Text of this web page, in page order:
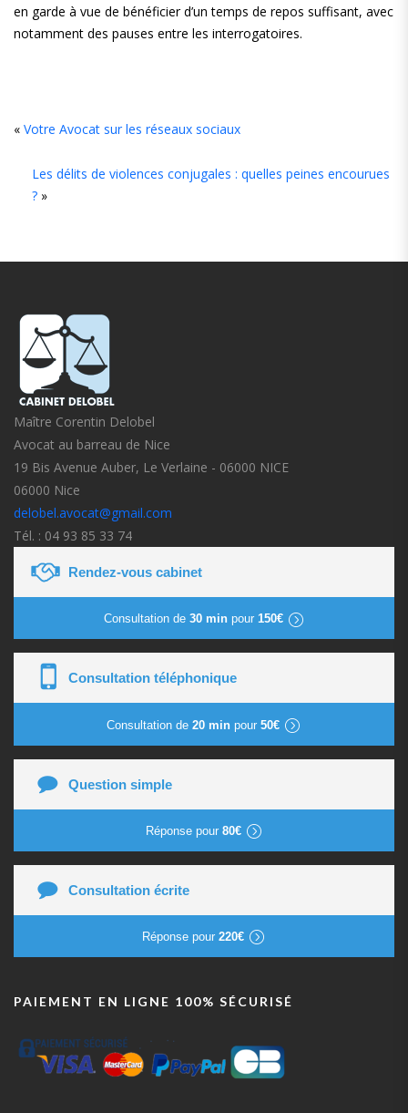
en garde à vue de bénéficier d’un temps de repos suffisant, avec
notamment des pauses entre les interrogatoires.
« Votre Avocat sur les réseaux sociaux
Les délits de violences conjugales : quelles peines encourues
? »
Maître Corentin Delobel
Avocat au barreau de Nice
19 Bis Avenue Auber, Le Verlaine - 06000 NICE
06000 Nice
delobel.avocat@gmail.com
Tél. : 04 93 85 33 74
Rendez-vous cabinet
Consultation de 30 minpour 150€
Consultation téléphonique
Consultation de 20 min pour 50€
Question simple
Réponse pour 80€
Consultation écrite
Réponse pour 220€
PAIEMENT EN LIGNE 100% SÉCURISÉ